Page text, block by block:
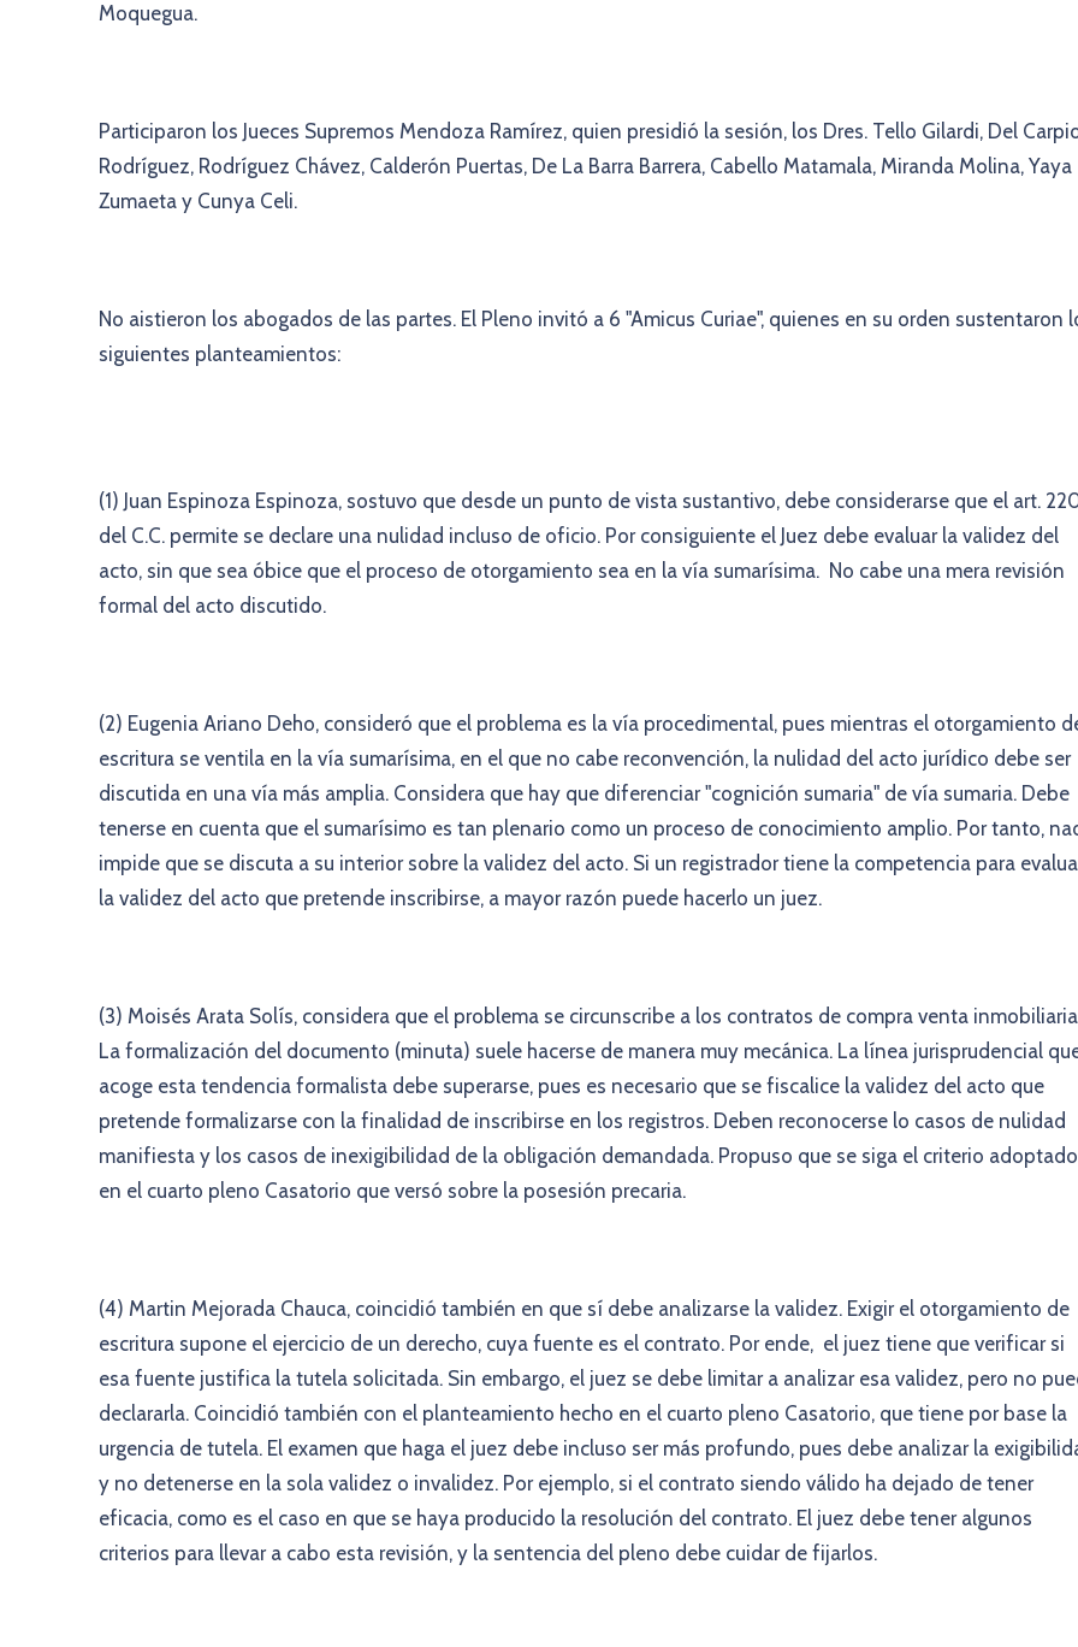
Moquegua.
Participaron los Jueces Supremos Mendoza Ramírez, quien presidió la sesión, los Dres. Tello Gilardi, Del
Rodríguez, Rodríguez Chávez, Calderón Puertas, De La Barra Barrera, Cabello Matamala, Miranda Molina, Yaya
Zumaeta y Cunya Celi.
No aistieron los abogados de las partes. El Pleno invitó a 6 "Amicus Curiae", quienes en su orden sustentaron
siguientes planteamientos:
(1) Juan Espinoza Espinoza, sostuvo que desde un punto de vista sustantivo, debe considerarse que el art.
del C.C. permite se declare una nulidad incluso de oficio. Por consiguiente el Juez debe evaluar la validez del
acto, sin que sea óbice que el proceso de otorgamiento sea en la vía sumarísima. No cabe una mera revisión
formal del acto discutido.
(2) Eugenia Ariano Deho, consideró que el problema es la vía procedimental, pues mientras el otorgamiento
escritura se ventila en la vía sumarísima, en el que no cabe reconvención, la nulidad del acto jurídico debe ser
discutida en una vía más amplia. Considera que hay que diferenciar "cognición sumaria" de vía sumaria. Debe
tenerse en cuenta que el sumarísimo es tan plenario como un proceso de conocimiento amplio. Por tanto,
impide que se discuta a su interior sobre la validez del acto. Si un registrador tiene la competencia para
la validez del acto que pretende inscribirse, a mayor razón puede hacerlo un juez.
(3) Moisés Arata Solís, considera que el problema se circunscribe a los contratos de compra venta
La formalización del documento (minuta) suele hacerse de manera muy mecánica. La línea jurisprudencial
acoge esta tendencia formalista debe superarse, pues es necesario que se fiscalice la validez del acto que
pretende formalizarse con la finalidad de inscribirse en los registros. Deben reconocerse lo casos de nulidad
manifiesta y los casos de inexigibilidad de la obligación demandada. Propuso que se siga el criterio adoptado
en el cuarto pleno Casatorio que versó sobre la posesión precaria.
(4) Martin Mejorada Chauca, coincidió también en que sí debe analizarse la validez. Exigir el otorgamiento de
escritura supone el ejercicio de un derecho, cuya fuente es el contrato. Por ende, el juez tiene que verificar si
esa fuente justifica la tutela solicitada. Sin embargo, el juez se debe limitar a analizar esa validez, pero no
declararla. Coincidió también con el planteamiento hecho en el cuarto pleno Casatorio, que tiene por base la
urgencia de tutela. El examen que haga el juez debe incluso ser más profundo, pues debe analizar la
y no detenerse en la sola validez o invalidez. Por ejemplo, si el contrato siendo válido ha dejado de tener
eficacia, como es el caso en que se haya producido la resolución del contrato. El juez debe tener algunos
criterios para llevar a cabo esta revisión, y la sentencia del pleno debe cuidar de fijarlos.